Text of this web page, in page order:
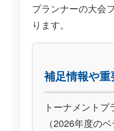
プランナーの大会
ります。
補足情報や
トーナメント
（2026年度の